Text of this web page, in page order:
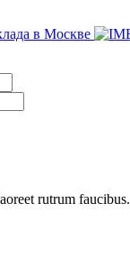
rutrum faucibus.